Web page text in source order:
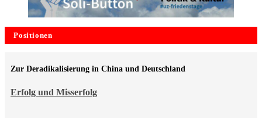
Positionen
Erfolg und Misserfolg
Zur Deradikalisierung in China und Deutschland